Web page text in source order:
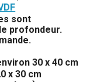
sont
profondeur.
30 x 40 cm
x 30 cm